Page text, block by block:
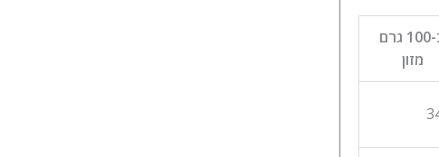
ב-100 גרם
מזון